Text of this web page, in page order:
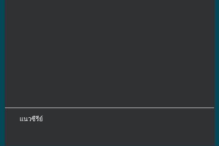
แนวซีรีย์